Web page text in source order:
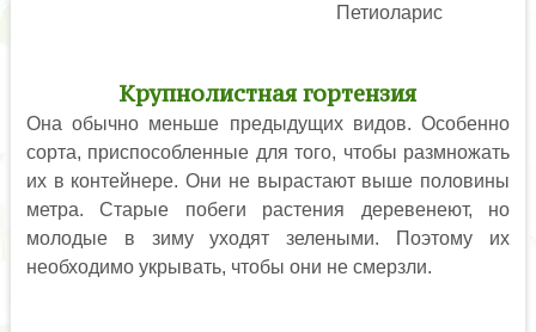
Петиоларис
Крупнолистная гортензия
Она обычно меньше предыдущих видов. Особенно
сорта, приспособленные для того, чтобы размножать
их в контейнере. Они не вырастают выше половины
метра. Старые побеги растения деревенеют, но
молодые в зиму уходят зелеными. Поэтому их
необходимо укрывать, чтобы они не смерзли.